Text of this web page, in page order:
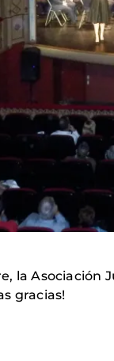
la Asociación
gracias!